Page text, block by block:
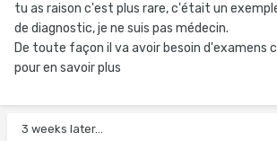
tu as raison c'est plus rare, c'était un
de diagnostic, je ne suis pas médecin.
De toute façon il va avoir besoin d'examens
pour en savoir plus
3 weeks later...